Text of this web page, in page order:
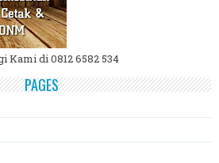
Kami di 0812 6582 534
PAGES